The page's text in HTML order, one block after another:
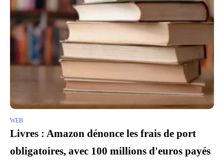
WEB
Livres : Amazon dénonce les frais de port
obligatoires, avec 100 millions d'euros payés